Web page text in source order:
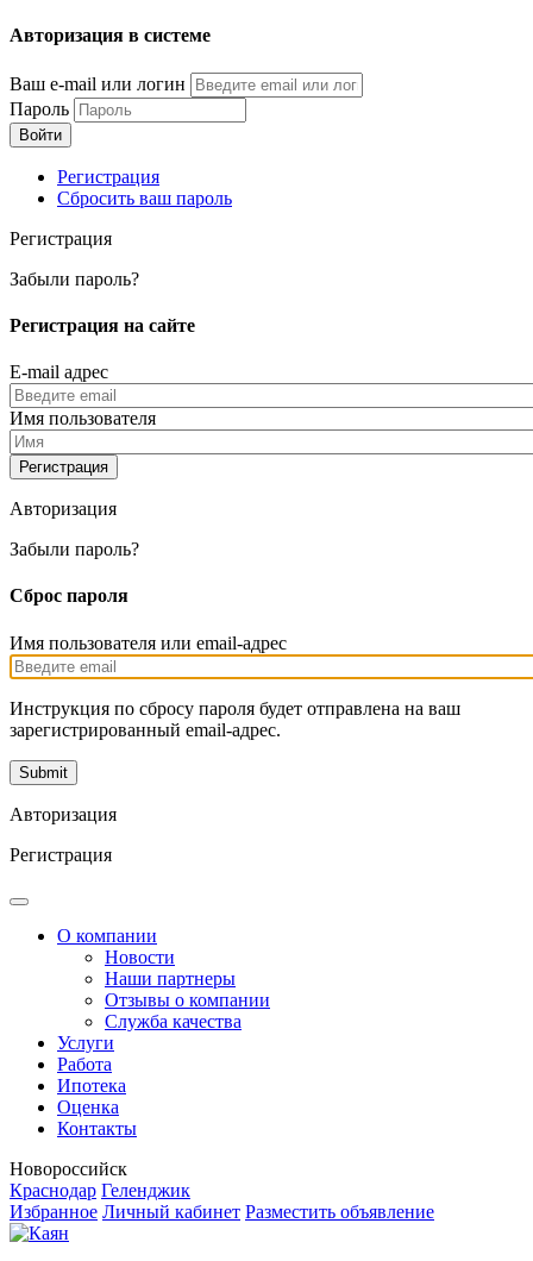
Перейти
основному
содержанию
Авторизация в системе
Ваш e-mail или логин
Пароль
Регистрация
Сбросить ваш пароль
Регистрация
Забыли пароль?
Регистрация на сайте
E-mail адрес
Имя пользователя
Авторизация
Забыли пароль?
Сброс пароля
Имя пользователя или email-адрес
Инструкция по сбросу пароля будет отправлена на ваш
зарегистрированный email-адрес.
Авторизация
Регистрация
О компании
Новости
Наши партнеры
Отзывы о компании
Служба качества
Услуги
Работа
Ипотека
Оценка
Контакты
Новороссийск
Краснодар Геленджик
Избранное Личный кабинет Разместить объявление